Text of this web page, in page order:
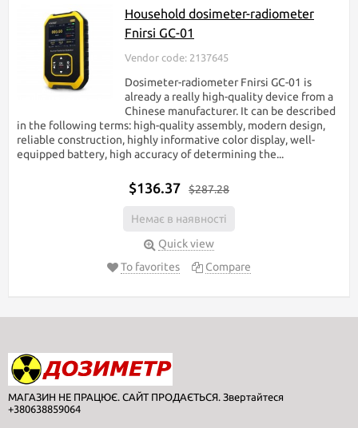
Household dosimeter-radiometer
Fnirsi GC-01
Vendor code: 2137645
Dosimeter-radiometer Fnirsi GC-01 is
already a really high-quality device from a
Chinese manufacturer. It can be described
in the following terms: high-quality assembly, modern design,
reliable construction, highly informative color display, well-
equipped battery, high accuracy of determining the...
$136.37 $287.28
Немає в наявності
Quick view
To favorites
Compare
МАГАЗИН НЕ ПРАЦЮЄ. САЙТ ПРОДАЄТЬСЯ. Звертайтеся
+380638859064